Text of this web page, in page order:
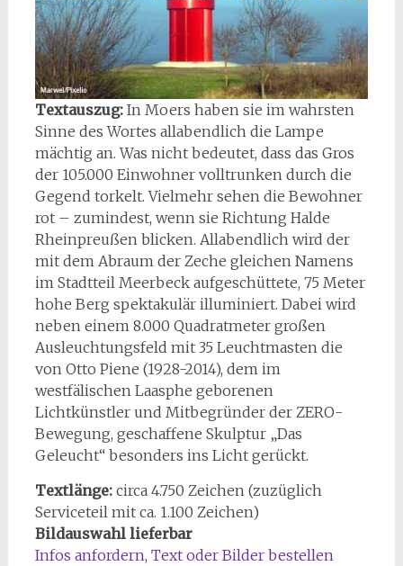
Textauszug: In Moers haben sie im wahrsten
Sinne des Wortes allabendlich die Lampe
mächtig an. Was nicht bedeutet, dass das Gros
der 105.000 Einwohner volltrunken durch die
Gegend torkelt. Vielmehr sehen die Bewohner
rot – zumindest, wenn sie Richtung Halde
Rheinpreußen blicken. Allabendlich wird der
mit dem Abraum der Zeche gleichen Namens
im Stadtteil Meerbeck aufgeschüttete, 75 Meter
hohe Berg spektakulär illuminiert. Dabei wird
neben einem 8.000 Quadratmeter großen
Ausleuchtungsfeld mit 35 Leuchtmasten die
von Otto Piene (1928-2014), dem im
westfälischen Laasphe geborenen
Lichtkünstler und Mitbegründer der ZERO-
Bewegung, geschaffene Skulptur „Das
Geleucht“ besonders ins Licht gerückt.
Textlänge:circa 4.750 Zeichen (zuzüglich
Serviceteil mit ca. 1.100 Zeichen)
Bildauswahl lieferbar
Infos anfordern, Text oder Bilder bestellen